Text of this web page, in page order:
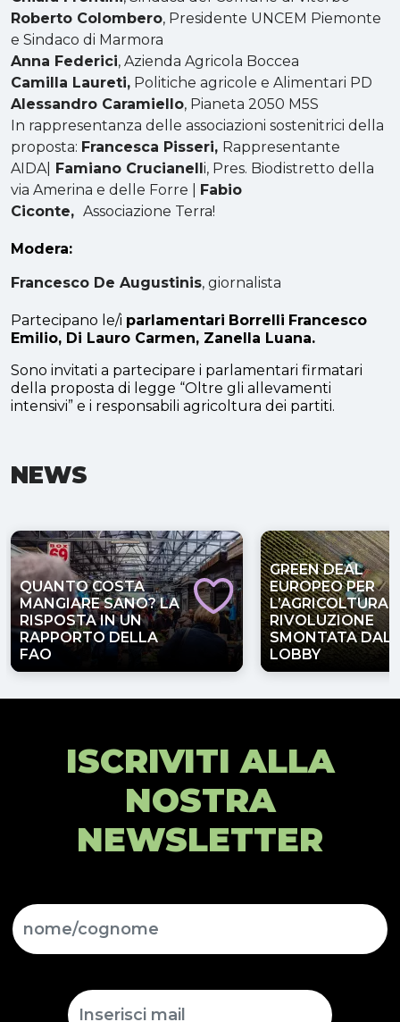
Roberto Colombero, Presidente UNCEM Piemonte
e Sindaco di Marmora
Anna Federici, Azienda Agricola Boccea
Camilla Laureti, Politiche agricole e Alimentari PD
Alessandro Caramiello, Pianeta 2050 M5S
In rappresentanza delle associazioni sostenitrici della
proposta: Francesca Pisseri, Rappresentante
AIDA| Famiano Crucianelli, Pres. Biodistretto della
via Amerina e delle Forre | Fabio
Ciconte, Associazione Terra!
Modera:
Francesco De Augustinis, giornalista
Partecipano le/i parlamentari Borrelli Francesco
Emilio, Di Lauro Carmen, Zanella Luana.
Sono invitati a partecipare i parlamentari firmatari
della proposta di legge “Oltre gli allevamenti
intensivi” e i responsabili agricoltura dei partiti.
NEWS
QUANTO COSTA
MANGIARE SANO? LA
RISPOSTA IN UN
RAPPORTO DELLA
FAO
GREEN DEAL
EUROPEO PER
L’AGRICOLTURA,
RIVOLUZIONE
SMONTATA
LOBBY
ISCRIVITI ALLA
NOSTRA
NEWSLETTER